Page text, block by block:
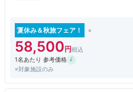
夏休み＆秋旅フェア！
58,500
1名あたり 参考価格
※対象施設のみ